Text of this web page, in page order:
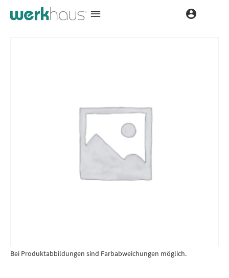
Bei Produktabbildungen sind Farbabweichungen möglich.